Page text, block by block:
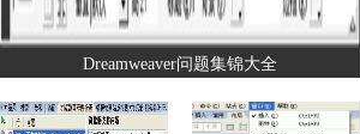
Dreamweaver问题集锦大全